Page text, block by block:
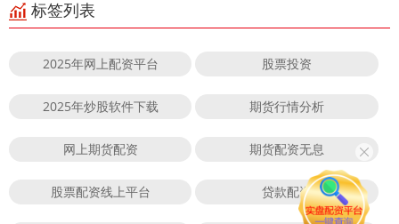
标签列表
2025年网上配资平台 股票投资
2025年炒股软件下载 期货行情分析
网上期货配资 期货配资无息
股票配资线上平台 贷款配资